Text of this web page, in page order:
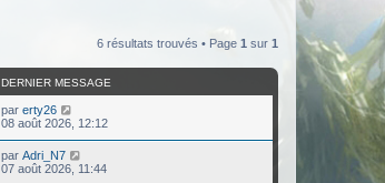
6 résultats trouvés • Page 1 sur 1
DERNIER MESSAGE
par erty26
08 août 2026, 12:12
par Adri_N7
07 août 2026, 11:44